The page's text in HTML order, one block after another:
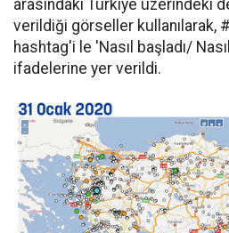
arasındaki Türkiye üzerindeki
verildiği görseller kullanılarak,
hashtag'i le 'Nasıl başladı/
ifadelerine yer verildi.